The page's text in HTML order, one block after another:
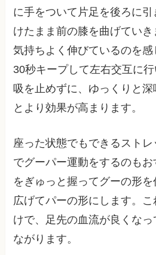
に手をついて片足を後ろに
けたまま前の膝を曲げてい
気持ちよく伸びているのを
30秒キープして左右交互に
吸を止めずに、ゆっくりと深
とより効果が高まります。
座った状態でもできるスト
でグーパー運動をするのも
をぎゅっと握ってグーの形
広げてパーの形にします。
けで、足先の血流が良くな
ながります。